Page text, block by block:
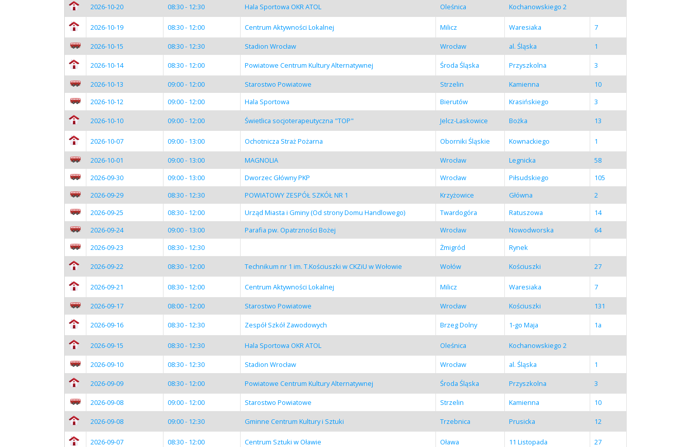
2026-10-20 08:30 - 12:30 Hala Sportowa OKR ATOL Oleśnica Kochanowskiego 2
2026-10-19 08:30 - 12:00 Centrum Aktywności Lokalnej Milicz Waresiaka 7
2026-10-15 08:30 - 12:30 Stadion Wrocław Wrocław al. Śląska 1
2026-10-14 08:30 - 12:00 Powiatowe Centrum Kultury Alternatywnej Środa Śląska Przyszkolna 3
2026-10-13 09:00 - 12:00 Starostwo Powiatowe Strzelin Kamienna
10
2026-10-12
09:00 - 12:00 Hala Sportowa Bierutów Krasińskiego 3
2026-10-10 09:00 - 12:00 Świetlica socjoterapeutyczna "TOP" Jelcz-Laskowice Bożka 13
2026-10-07 09:00 - 13:00 Ochotnicza Straż Pożarna Oborniki Śląskie Kownackiego 1
2026-10-01 09:00 - 13:00 MAGNOLIA Wrocław Legnicka
58
2026-09-30
09:00 - 13:00 Dworzec Główny PKP Wrocław Piłsudskiego
105
2026-09-29
08:30 - 12:30 POWIATOWY ZESPÓŁ SZKÓŁ NR 1 Krzyżowice Główna
2
2026-09-25
08:30 - 12:00 Urząd Miasta i Gminy (Od strony Domu Handlowego) Twardogóra Ratuszowa
14
2026-09-24
09:00 - 13:00 Parafia pw. Opatrzności Bożej Wrocław Nowodworska
64
2026-09-23
08:30 - 12:30 Żmigród Rynek
2026-09-22 08:30 - 12:00 Technikum nr 1 im. T.Kościuszki w CKZiU w Wołowie Wołów Kościuszki 27
2026-09-21 08:30 - 12:00 Centrum Aktywności Lokalnej Milicz Waresiaka 7
2026-09-17 08:00 - 12:00 Starostwo Powiatowe Wrocław Kościuszki 131
2026-09-16 08:30 - 12:30 Zespół Szkół Zawodowych Brzeg Dolny 1-go Maja 1a
2026-09-15 08:30 - 12:30 Hala Sportowa OKR ATOL Oleśnica Kochanowskiego 2
2026-09-10 08:30 - 12:30 Stadion Wrocław Wrocław al. Śląska 1
2026-09-09 08:30 - 12:00 Powiatowe Centrum Kultury Alternatywnej Środa Śląska Przyszkolna 3
2026-09-08 09:00 - 12:00 Starostwo Powiatowe Strzelin Kamienna 10
2026-09-08 09:00 - 12:30 Gminne Centrum Kultury i Sztuki Trzebnica Prusicka 12
2026-09-07 08:30 - 12:00 Centrum Sztuki w Oławie Oława 11 Listopada 27